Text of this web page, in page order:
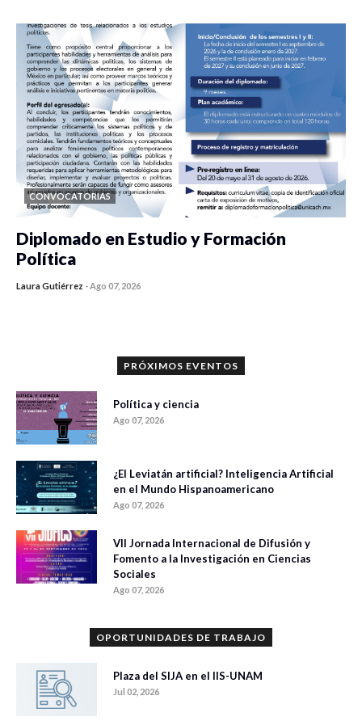
CONVOCATORIAS
Diplomado en Estudio y Formación
Política
Laura Gutiérrez -Ago 07, 2026
PRÓXIMOS EVENTOS
Política y ciencia
Ago 07, 2026
¿El Leviatán artificial? Inteligencia Artificial
en el Mundo Hispanoamericano
Ago 07, 2026
VII Jornada Internacional de Difusión y
Fomento a la Investigación en Ciencias
Sociales
Ago 07, 2026
OPORTUNIDADES DE TRABAJO
Plaza del SIJA en el IIS-UNAM
Jul 02, 2026